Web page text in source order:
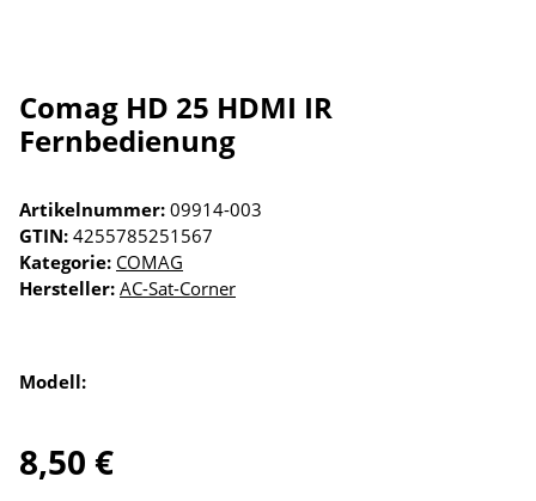
Comag HD 25 HDMI IR
Fernbedienung
Artikelnummer: 09914-003
GTIN: 4255785251567
Kategorie: COMAG
Hersteller: AC-Sat-Corner
Modell:
8,50 €